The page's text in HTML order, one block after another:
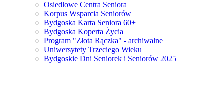
Osiedlowe Centra Seniora
Korpus Wsparcia Seniorów
Bydgoska Karta Seniora 60+
Bydgoska Koperta Życia
Program "Złota Rączka" - archiwalne
Uniwersytety Trzeciego Wieku
Bydgoskie Dni Seniorek i Seniorów 2025